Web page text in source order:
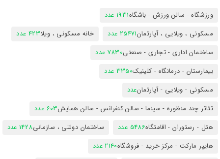
ورزشگاه - سالن ورزش - باشگاه1931 عدد
مسکونی ، ویلایی ، آپارتمان25471 عدد خانه مسکونی ، ویلا423 عدد
ساختمان اداری - تجاری - صنعتی7830 عدد
بیمارستان - درمانگاه - کلینیک3350 عدد
مسکونی - ویلایی - آپارتمانعدد
تئاتر چند منظوره - سینما - سالن کنفرانس - سالن همایش603 عدد
هتل - رستوران - اقامتگاه5486 عدد ساختمان دولتی ، سازمانی1428 عدد
هایپر مارکت - مرکز خرید - فروشگاه2140 عدد